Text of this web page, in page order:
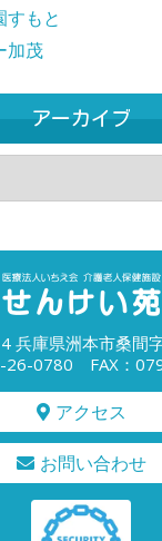
すもと
加茂
アーカイブ
兵庫県洲本市桑間
26-0780 FAX：
アクセス
お問い合わせ